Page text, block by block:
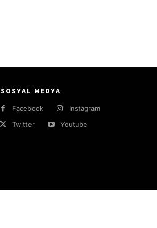
SOSYAL MEDYA
Facebook
Instagram
Twitter
Youtube